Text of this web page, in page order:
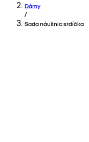
Dámy
/
Sada náušnic srdíčka